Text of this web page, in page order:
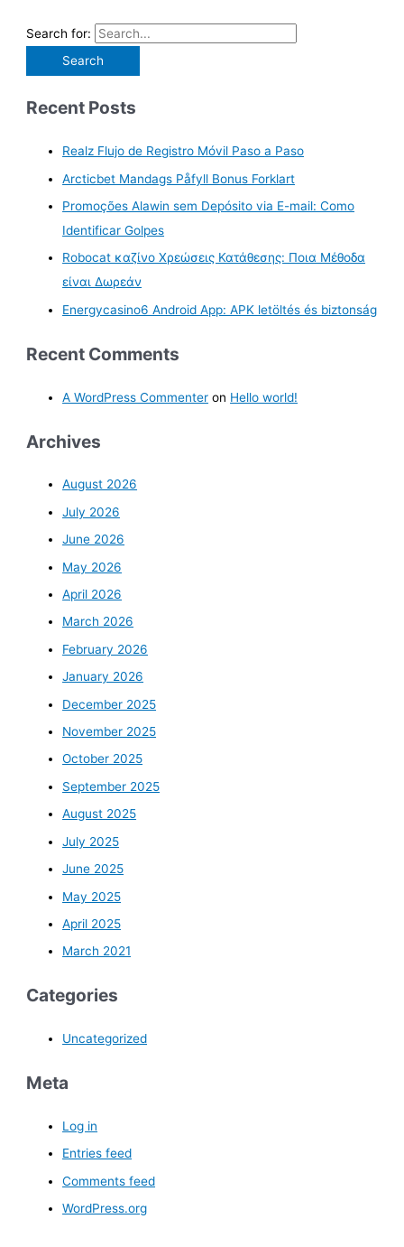
Search for:
Recent Posts
Realz Flujo de Registro Móvil Paso a Paso
Arcticbet Mandags Påfyll Bonus Forklart
Promoções Alawin sem Depósito via E-mail: Como
Identificar Golpes
Robocat καζίνο Χρεώσεις Κατάθεσης: Ποια Μέθοδα
είναι Δωρεάν
Energycasino6 Android App: APK letöltés és biztonság
Recent Comments
A WordPress Commenter on Hello world!
Archives
August 2026
July 2026
June 2026
May 2026
April 2026
March 2026
February 2026
January 2026
December 2025
November 2025
October 2025
September 2025
August 2025
July 2025
June 2025
May 2025
April 2025
March 2021
Categories
Uncategorized
Meta
Log in
Entries feed
Comments feed
WordPress.org